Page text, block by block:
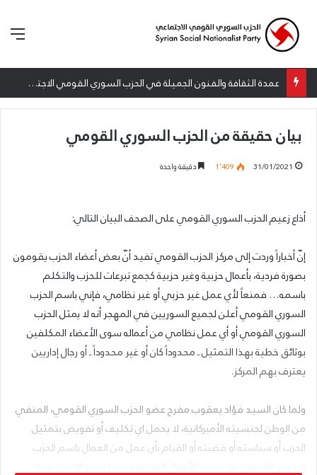
عمدة الثقافة والفنون الجميلة في الحزب السوري القومي الاجتماعي تعلن نتائج الدورة الخامسة من جائزة أنطون سعاده الأدبية
بيان حقيقة من الحزب السوري القومي
31/01/2021 1٬409 دقيقة واحدة
أذاع زعيم الحزب السوري القومي على الصحف البيان التالي:
إنّ أخباراً وردت إلى مركز الحزب القومي تفيد أنّ بعض أعضاء الحزب يقومون
بصورة فردية، بأعمال حزبية وغير حزبية كجمع تبرعات للحزب والتكلم
باسمه… فمنعاً لأي عمل غير حزبي أو غير نظامي، فإني باسم الحزب
السوري القومي أعلن لجميع السوريين في المهجر أنه لا يمثل الحزب
السوري القومي أو أي عمل نظامي من أعماله سوى الأعضاء المكلفين
بوثائق خطية بهذا التمثيل ـ محدوداً كان أو غير محدوداً ـ أو رجال إداريين
يعترف بهم المركز.
ولما كان السيد فؤاد يعقوب مفرج عضو الحزب السوري القومي، المنفي
من الوطن لجنسيته الأميركانية، لا يحمل اي تكليف أو تفويض بتمثيل
الحزب أو سياسته أو قضيته أو القيام بأي عمل من العمال باسم الحزب